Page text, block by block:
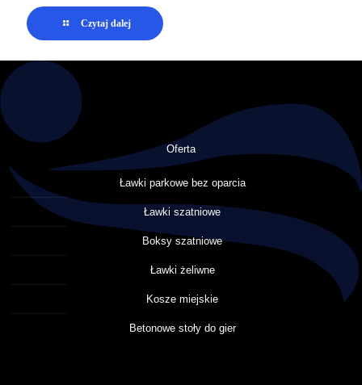
Czytaj dalej
Oferta
Ławki parkowe bez oparcia
Ławki szatniowe
Boksy szatniowe
Ławki żeliwne
Kosze miejskie
Betonowe stoły do gier